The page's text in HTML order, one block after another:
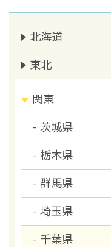
北海道
東北
関東
茨城県
栃木県
群馬県
埼玉県
千葉県